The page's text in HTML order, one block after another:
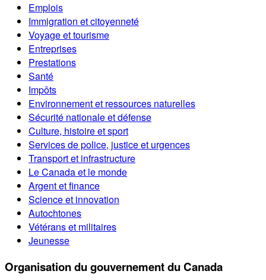
Emplois
Immigration et citoyenneté
Voyage et tourisme
Entreprises
Prestations
Santé
Impôts
Environnement et ressources naturelles
Sécurité nationale et défense
Culture, histoire et sport
Services de police, justice et urgences
Transport et infrastructure
Le Canada et le monde
Argent et finance
Science et innovation
Autochtones
Vétérans et militaires
Jeunesse
Organisation du gouvernement du Canada